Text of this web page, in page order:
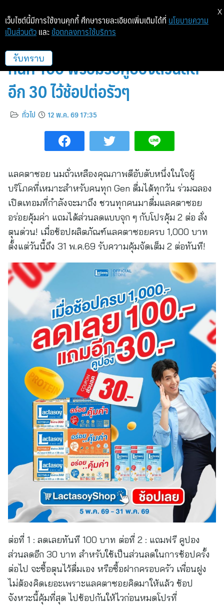
แลคตาซอย จัดโปรคุ้ม 2 ต่อ ลด
ทันที 100 พร้อมรับคูปองส่วนลด
อีก 30 ไว้ช้อปต่อรัวๆ
ทั่วไป 12 พ.ค. 69 17:35
แลคตาซอย นมถั่วเหลืองคุณภาพดีอับดับหนึ่งในใจผู้
บริโภคที่เหมาะสำหรับคนทุก Gen ดื่มได้ทุกวัน ร่วมฉลอง
เปิดเทอมที่กำลังจะมาถึง ชวนทุกคนมาดื่มแลคตาซอย
อร่อยคุ้มค่า แถมได้ส่วนลดแบบจุก ๆ กับโปรคุ้ม 2 ต่อ สั่ง
ตุนด่วน! เมื่อช้อปผลิตภัณฑ์แลคตาซอยครบ 1,000 บาท
ตั้งแต่วันนี้ถึง 31 พ.ค.69 รับความคุ้มจัดเต็ม 2 ต่อทันที!
ต่อที่ 1 : ลดเลยทันที 100 บาท ต่อที่ 2 : แถมฟรี คูปอง
ส่วนลดอีก 30 บาท สำหรับใช้เป็นส่วนลดในการช้อปครั้ง
ต่อไป จะซื้อตุนไว้ดื่มเอง หรือซื้อฝากครอบครัว เพื่อนฝูง
ไม่ต้องคิดเยอะเพราะแลคตาซอยคิดมาให้แล้ว ช้อป
จังหวะนี้คุ้มที่สุด ไปช้อปกันให้ไวก่อนหมดโปรที่
เว็บไซต์นี้มีการใช้งานคุกกี้ ศึกษารายละเอียดเพิ่มเติมได้ที่ นโยบายความ
เป็นส่วนตัว และ ข้อตกลงการใช้บริการ
รับทราบ
X